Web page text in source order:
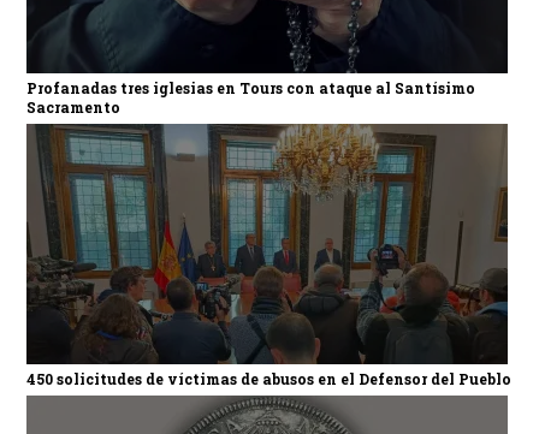
Profanadas tres iglesias en Tours con ataque al Santísimo
Sacramento
450 solicitudes de víctimas de abusos en el Defensor del Pueblo